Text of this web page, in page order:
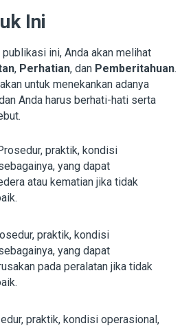
Ini
ini, Anda akan melihat
, Perhatian, dan Pemberitahuan.
untuk menekankan adanya
Anda harus berhati-hati serta
praktik, kondisi
yang dapat
atau kematian jika tidak
praktik, kondisi
yang dapat
pada peralatan jika tidak
praktik, kondisi operasional,